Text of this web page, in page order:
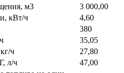
м3
3 000,00
кВт/ч
4,60
380
35,05
ч
27,80
л/ч
47,00